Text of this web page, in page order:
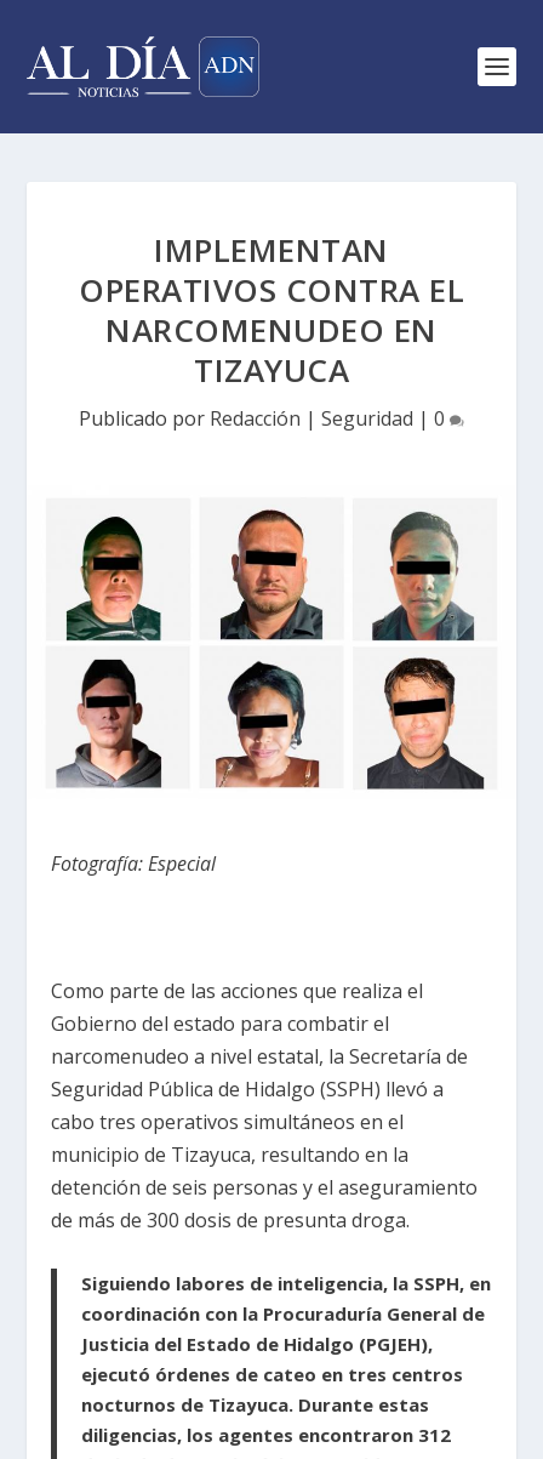
IMPLEMENTAN
OPERATIVOS CONTRA EL
NARCOMENUDEO EN
TIZAYUCA
Publicado por Redacción | Seguridad | 0
Fotografía: Especial
Como parte de las acciones que realiza el
Gobierno del estado para combatir el
narcomenudeo a nivel estatal, la Secretaría de
Seguridad Pública de Hidalgo (SSPH) llevó a
cabo tres operativos simultáneos en el
municipio de Tizayuca, resultando en la
detención de seis personas y el aseguramiento
de más de 300 dosis de presunta droga.
Siguiendo labores de inteligencia, la SSPH, en
coordinación con la Procuraduría General de
Justicia del Estado de Hidalgo (PGJEH),
ejecutó órdenes de cateo en tres centros
nocturnos de Tizayuca. Durante estas
diligencias, los agentes encontraron 312